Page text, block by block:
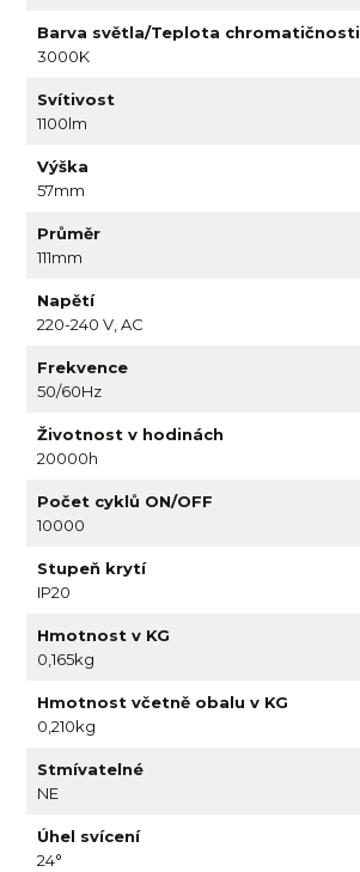
Barva světla/Teplota chromatičnosti
3000K
Svítivost
1100lm
Výška
57mm
Průměr
111mm
Napětí
220-240 V, AC
Frekvence
50/60Hz
Životnost v hodinách
20000h
Počet cyklů ON/OFF
10000
Stupeň krytí
IP20
Hmotnost v KG
0,165kg
Hmotnost včetně obalu v KG
0,210kg
Stmívatelné
NE
Úhel svícení
24°